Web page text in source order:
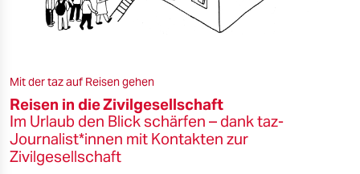
Mit der taz auf Reisen gehen
Reisen in die Zivilgesellschaft
Im Urlaub den Blick schärfen – dank taz-
Journalist*innen mit Kontakten zur
Zivilgesellschaft